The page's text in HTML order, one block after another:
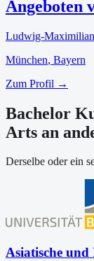
Angeboten
Ludwig-
München, Bayern
Zum Profil →
Bachelor
Arts an
Derselbe oder ein
Asiatische und